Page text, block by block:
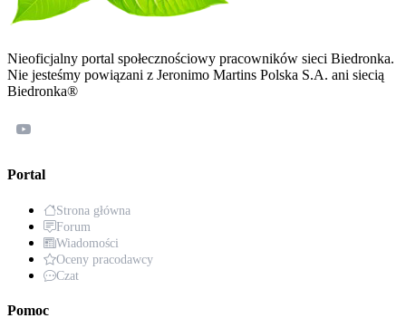
Nieoficjalny portal społecznościowy pracowników sieci Biedronka.
Nie jesteśmy powiązani z Jeronimo Martins Polska S.A. ani siecią
Biedronka®
Portal
Strona główna
Forum
Wiadomości
Oceny pracodawcy
Czat
Pomoc